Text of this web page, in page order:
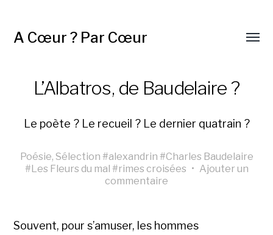
A Cœur ? Par Cœur
L’Albatros, de Baudelaire ?
Le poète ? Le recueil ? Le dernier quatrain ?
Poésie, Sélection #alexandrin #Charles Baudelaire
#Les Fleurs du mal #rimes croisées • Ajouter un
commentaire
Souvent, pour s’amuser, les hommes